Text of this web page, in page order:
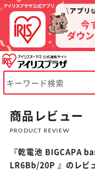
商品レビュー
PRODUCT REVIEW
『乾電池 BIGCAPA
LR6Bb/20P 』のレビ